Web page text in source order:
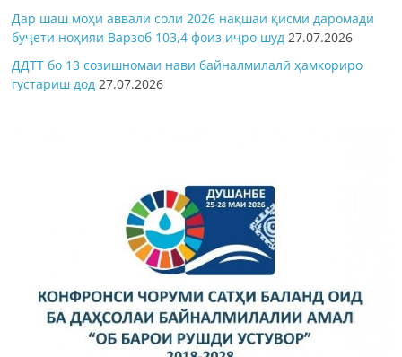
Дар шаш моҳи аввали соли 2026 нақшаи қисми даромади
буҷети ноҳияи Варзоб 103,4 фоиз иҷро шуд 27.07.2026
ДДТТ бо 13 созишномаи нави байналмилалӣ ҳамкориро
густариш дод 27.07.2026